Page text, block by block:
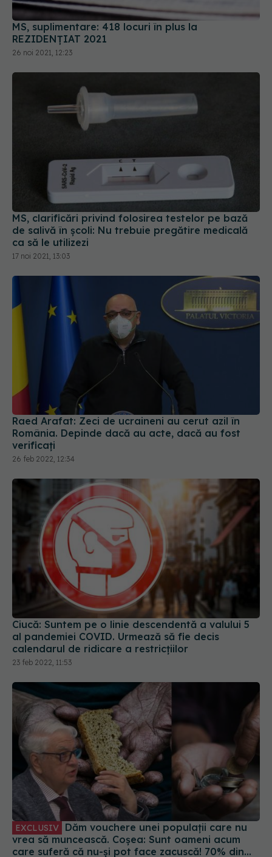
REZIDENȚIAT 2021
26 noi 2021, 12:23
MS, clarificări privind folosirea testelor pe bază
de salivă în școli: Nu trebuie pregătire medicală
ca să le utilizezi
17 noi 2021, 13:03
Raed Arafat: Zeci de ucraineni au cerut azil în
România. Depinde dacă au acte, dacă au fost
verificați
26 feb 2022, 12:34
Ciucă: Suntem pe o linie descendentă a valului 5
al pandemiei COVID. Urmează să fie decis
calendarul de ridicare a restricțiilor
23 feb 2022, 11:53
EXCLUSIV Dăm vouchere unei populații care nu
vrea să muncească. Coșea: Sunt oameni acum
care suferă că nu-și pot face zacuscă! 70% din
populația României este în pericol de sărăcie
cronică, oficial!
19 oct 2023, 14:54